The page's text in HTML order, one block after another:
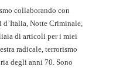
collaborando con
Notte Criminale,
di articoli per i miei
radicale, terrorismo
degli anni 70. Sono